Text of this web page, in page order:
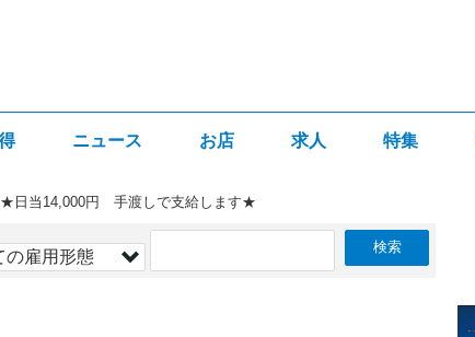
ニュース お店 求人 特集
日当14,000円 手渡しで支給します★